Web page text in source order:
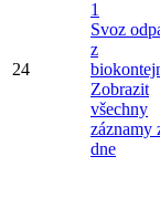
24
1
Svoz
z
Zobrazit
všechny
záznamy
dne